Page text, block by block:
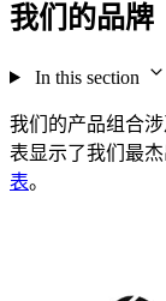
我们的品牌
In this section
我们的产品组合
表显示了我们最
表。